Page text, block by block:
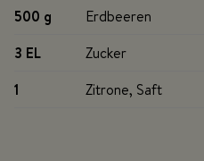
500 g
Erdbeeren
3 EL
Zucker
1
Zitrone, Saft